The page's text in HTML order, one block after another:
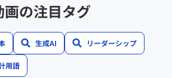
の注目タグ
生成AI リーダーシップ
用語